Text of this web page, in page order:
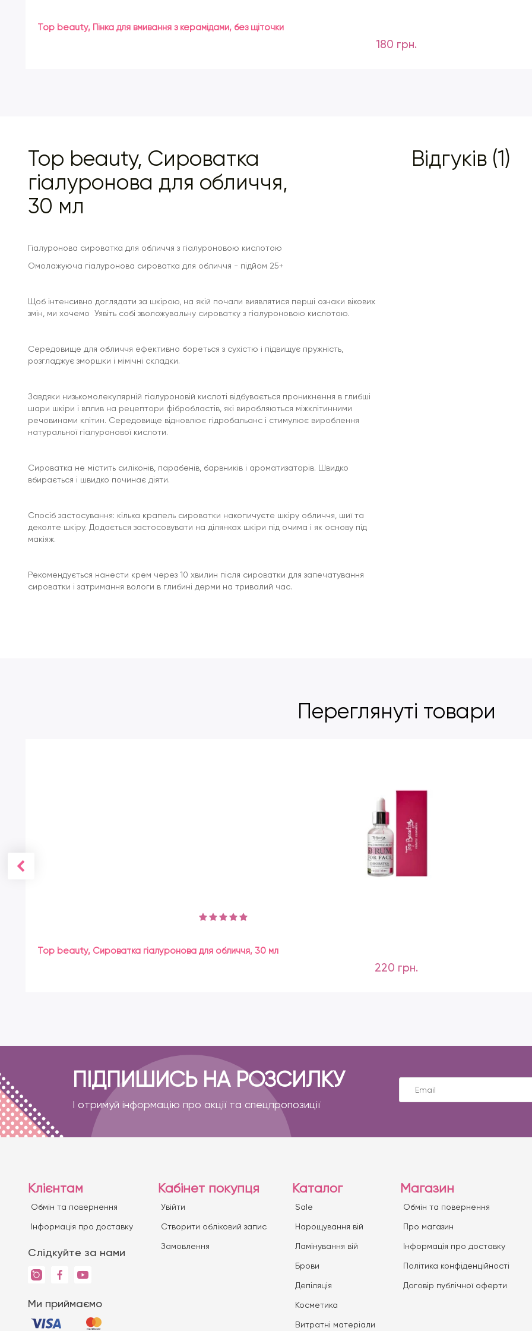
Top beauty, Пінка для вмивання з керамідами, без щіточки
180 грн.
Top beauty, Сироватка
гіалуронова для обличчя,
30 мл
Гіалуронова сироватка для обличчя з гіалуроновою кислотою
Омолажуюча гіалуронова сироватка для обличчя - підйом 25+
Щоб інтенсивно доглядати за шкірою, на якій почали виявлятися перші ознаки вікових
змін, ми хочемо Уявіть собі зволожувальну сироватку з гіалуроновою кислотою.
Середовище для обличчя ефективно бореться з сухістю і підвищує пружність,
розгладжує зморшки і мімічні складки.
Завдяки низькомолекулярній гіалуроновій кислоті відбувається проникнення в глибші
шари шкіри і вплив на рецептори фібробластів, які виробляються міжклітинними
речовинами клітин. Середовище відновлює гідробальанс і стимулює вироблення
натуральної гіалуронової кислоти.
Сироватка не містить силіконів, парабенів, барвників і ароматизаторів. Швидко
вбирається і швидко починає діяти.
Спосіб застосування: кілька крапель сироватки накопичуєте шкіру обличчя, шиї та
деколте шкіру. Додається застосовувати на ділянках шкіри під очима і як основу під
макіяж.
Рекомендується нанести крем через 10 хвилин після сироватки для запечатування
сироватки і затримання вологи в глибині дерми на тривалий час.
Відгуків (1)
Переглянуті товари
Top beauty, Сироватка гіалуронова для обличчя, 30 мл
220 грн.
ПІДПИШИСЬ НА РОЗСИЛКУ
І отримуй інформацію про акції та спецпропозиції
Клієнтам
Обмін та повернення
Iнформація про доставку
Слідкуйте за нами
Ми приймаємо
Кабінет покупця
Увійти
Створити обліковий запис
Замовлення
Каталог
Sale
Нарощування вій
Ламінування вій
Брови
Депіляція
Косметика
Витратні матеріали
Магазин
Обмін та повернення
Про магазин
Iнформація про доставку
Політика конфіденційності
Договір публічної оферти